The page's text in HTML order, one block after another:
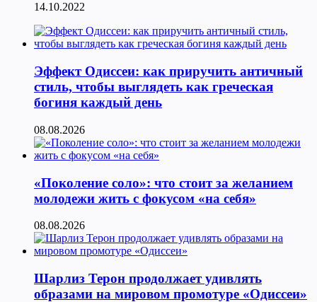
14.10.2022
Эффект Одиссеи: как приручить античный
стиль, чтобы выглядеть как греческая
богиня каждый день
08.08.2026
«Поколение соло»: что стоит за желанием
молодежи жить с фокусом «на себя»
08.08.2026
Шарлиз Терон продолжает удивлять
образами на мировом промотуре «Одиссеи»